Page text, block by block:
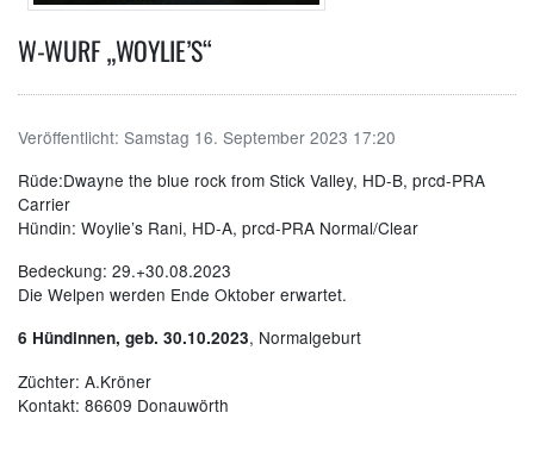
W-WURF „WOYLIE’S“
Veröffentlicht: Samstag 16. September 2023 17:20
Rüde:Dwayne the blue rock from Stick Valley, HD-B, prcd-PRA
Carrier
Hündin: Woylie’s Rani, HD-A, prcd-PRA Normal/Clear
Bedeckung: 29.+30.08.2023
Die Welpen werden Ende Oktober erwartet.
6 Hündinnen, geb. 30.10.2023, Normalgeburt
Züchter: A.Kröner
Kontakt: 86609 Donauwörth